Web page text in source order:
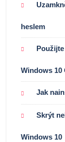
heslem
Windows 10
Jak
Skrýt
Windows 10